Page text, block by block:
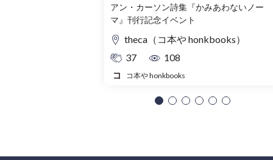
洋光× 柳川智之×青柳菜摘
アン・カーソン詩集『かみあわないノー
マ』刊行記念イベント
theca（コ本や honkbooks）
37
108
コ本や honkbooks